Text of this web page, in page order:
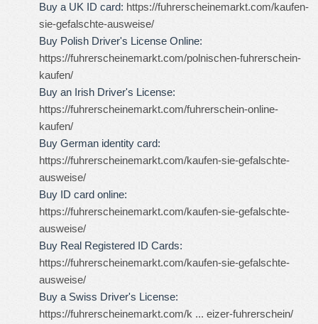
Buy a UK ID card: https://fuhrerscheinemarkt.com/kaufen-
sie-gefalschte-ausweise/
Buy Polish Driver's License Online:
https://fuhrerscheinemarkt.com/polnischen-fuhrerschein-
kaufen/
Buy an Irish Driver's License:
https://fuhrerscheinemarkt.com/fuhrerschein-online-
kaufen/
Buy German identity card:
https://fuhrerscheinemarkt.com/kaufen-sie-gefalschte-
ausweise/
Buy ID card online:
https://fuhrerscheinemarkt.com/kaufen-sie-gefalschte-
ausweise/
Buy Real Registered ID Cards:
https://fuhrerscheinemarkt.com/kaufen-sie-gefalschte-
ausweise/
Buy a Swiss Driver's License:
https://fuhrerscheinemarkt.com/k ... eizer-fuhrerschein/